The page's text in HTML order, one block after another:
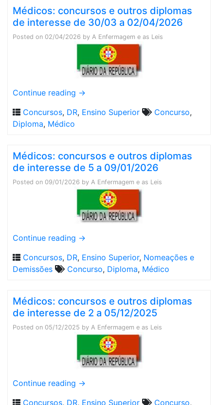
Médicos: concursos e outros diplomas
de interesse de 30/03 a 02/04/2026
Posted on 02/04/2026 by A Enfermagem e as Leis
Continue reading →
Concursos, DR, Ensino Superior Concurso,
Diploma, Médico
Médicos: concursos e outros diplomas
de interesse de 5 a 09/01/2026
Posted on 09/01/2026 by A Enfermagem e as Leis
Continue reading →
Concursos, DR, Ensino Superior, Nomeações e
Demissões
Concurso, Diploma, Médico
Médicos: concursos e outros diplomas
de interesse de 2 a 05/12/2025
Posted on 05/12/2025 by A Enfermagem e as Leis
Continue reading →
Concursos, DR, Ensino Superior Concurso,